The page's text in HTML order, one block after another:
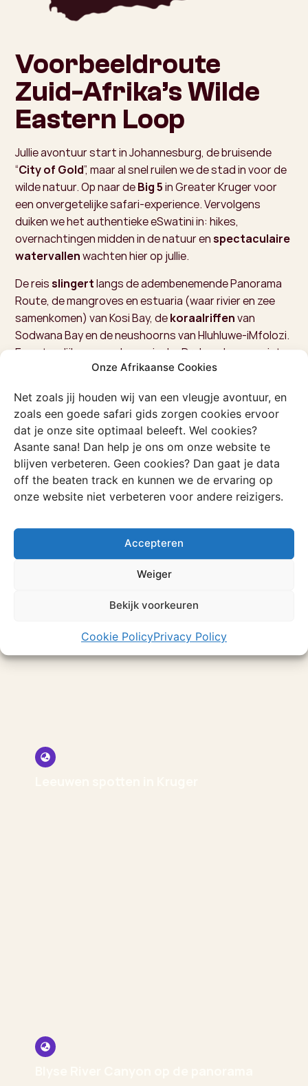
Onze Afrikaanse Cookies
Net zoals jij houden wij van een vleugje avontuur, en
zoals een goede safari gids zorgen cookies ervoor
dat je onze site optimaal beleeft. Wel cookies?
Asante sana! Dan help je ons om onze website te
blijven verbeteren. Geen cookies? Dan gaat je data
off the beaten track en kunnen we de ervaring op
onze website niet verbeteren voor andere reizigers.
Accepteren
Weiger
Bekijk voorkeuren
Cookie PolicyPrivacy Policy
Voorbeeldroute
Zuid-Afrika’s Wilde
Eastern Loop
Jullie avontuur start in Johannesburg, de bruisende
“City of Gold”, maar al snel ruilen we de stad in voor de
wilde natuur. Op naar deBig 5in Greater Kruger voor
een onvergetelijke safari-experience. Vervolgens
duiken we het authentieke eSwatini in: hikes,
overnachtingen midden in de natuur enspectaculaire
watervallenwachten hier op jullie.
De reisslingertlangs de adembenemende Panorama
Route, de mangroves en estuaria (waar rivier en zee
samenkomen) van Kosi Bay, dekoraalriffenvan
Sodwana Bay en de neushoorns van Hluhluwe-iMfolozi.
En natuurlijk mogen de magische Drakensbergen niet
ontbreken: te voet,te paardof met de4x4
groep!
Ziplinen in Malolotja Nature Reserve